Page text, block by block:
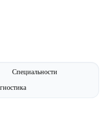
Специальности